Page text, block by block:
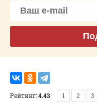
Рейтинг:4.43 1 2 3